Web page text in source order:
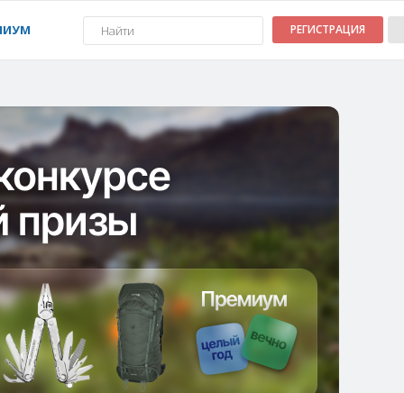
РЕГИСТРАЦИЯ